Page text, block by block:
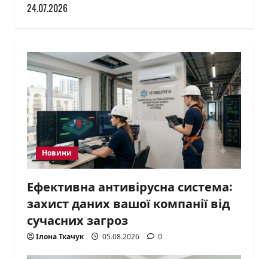
24.07.2026
Новини
Ефективна антивірусна система:
захист даних вашої компанії від
сучасних загроз
Ілона Ткачук 05.08.2026 0